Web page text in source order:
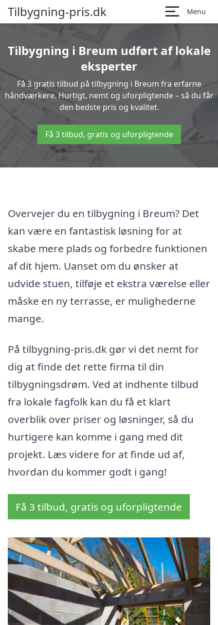
Tilbygning-pris.dk Menu
Tilbygning i Breum udført af lokale
eksperter
Få 3 gratis tilbud på tilbygning i Breum fra erfarne
håndværkere. Hurtigt, nemt og uforpligtende – så du får
den bedste pris og kvalitet.
Få 3 tilbud, gratis og uforpligtende
Overvejer du en tilbygning i Breum? Det
kan være en fantastisk løsning for at
skabe mere plads og forbedre funktionen
af dit hjem. Uanset om du ønsker at
udvide stuen, tilføje et ekstra værelse eller
måske en ny terrasse, er mulighederne
mange.
På tilbygning-pris.dk gør vi det nemt for
dig at finde det rette firma til din
tilbygningsdrøm. Ved at indhente tilbud
fra lokale fagfolk kan du få et klart
overblik over priser og løsninger, så du
hurtigere kan komme i gang med dit
projekt. Læs videre for at finde ud af,
hvordan du kommer godt i gang!
Få 3 tilbud, gratis og uforpligtende